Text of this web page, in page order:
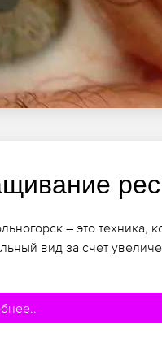
– это техника,
вид за счет